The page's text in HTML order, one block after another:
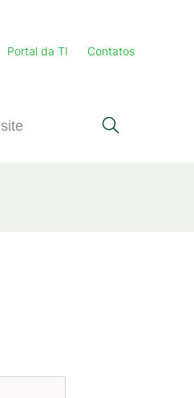
Portal da TI Contatos